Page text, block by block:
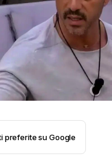
preferite su Google